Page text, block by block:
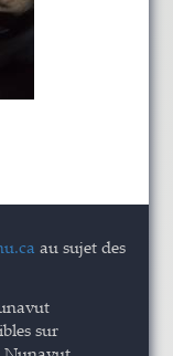
au sujet des
sur